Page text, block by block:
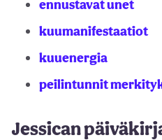
ennustavat unet
kuumanifestaatiot
kuuenergia
peilintunnit
Jessican